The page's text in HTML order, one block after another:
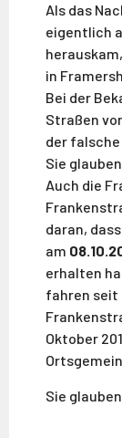
Als das
eigentlich
in
Bei der
Straßen
der
Sie
Auch die
daran,
am
erhalten
fahren seit
Oktober
Sie